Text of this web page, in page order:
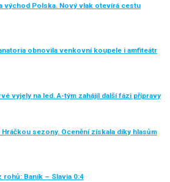
východ Polska. Nový vlak otevírá cestu
obnovila venkovní koupele i amfiteátr
vyjely na led. A-tým zahájil další fázi přípravy
Hráčkou sezony. Ocenění získala díky hlasům
rohů: Baník – Slavia 0:4